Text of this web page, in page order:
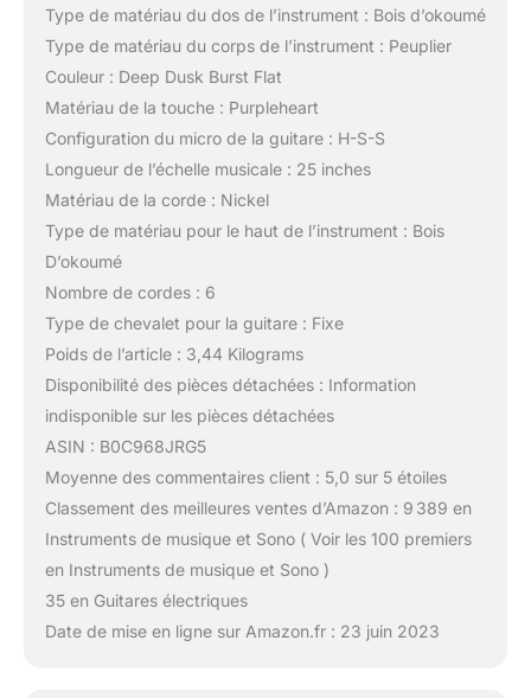
Type de matériau du dos de l’instrument : Bois d’okoumé
Type de matériau du corps de l’instrument : Peuplier
Couleur : Deep Dusk Burst Flat
Matériau de la touche : Purpleheart
Configuration du micro de la guitare : H-S-S
Longueur de l’échelle musicale : 25 inches
Matériau de la corde : Nickel
Type de matériau pour le haut de l’instrument : Bois
D’okoumé
Nombre de cordes : 6
Type de chevalet pour la guitare : Fixe
Poids de l’article : 3,44 Kilograms
Disponibilité des pièces détachées : Information
indisponible sur les pièces détachées
ASIN : B0C968JRG5
Moyenne des commentaires client : 5,0 sur 5 étoiles
Classement des meilleures ventes d’Amazon : 9 389 en
Instruments de musique et Sono ( Voir les 100 premiers
en Instruments de musique et Sono )
35 en Guitares électriques
Date de mise en ligne sur Amazon.fr : 23 juin 2023